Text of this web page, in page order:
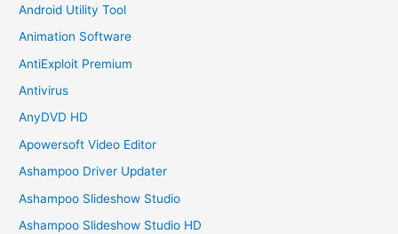
Android Utility Tool
Animation Software
AntiExploit Premium
Antivirus
AnyDVD HD
Apowersoft Video Editor
Ashampoo Driver Updater
Ashampoo Slideshow Studio
Ashampoo Slideshow Studio HD